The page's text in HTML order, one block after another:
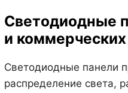
Светодиодные
и
Светодиодные панели
распределение света,